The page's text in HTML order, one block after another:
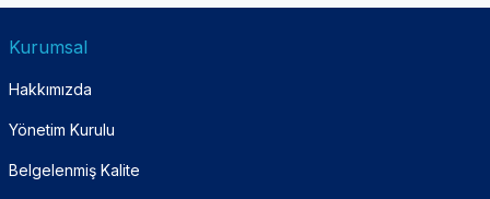
Kurumsal
Hakkımızda
Yönetim Kurulu
Belgelenmiş Kalite